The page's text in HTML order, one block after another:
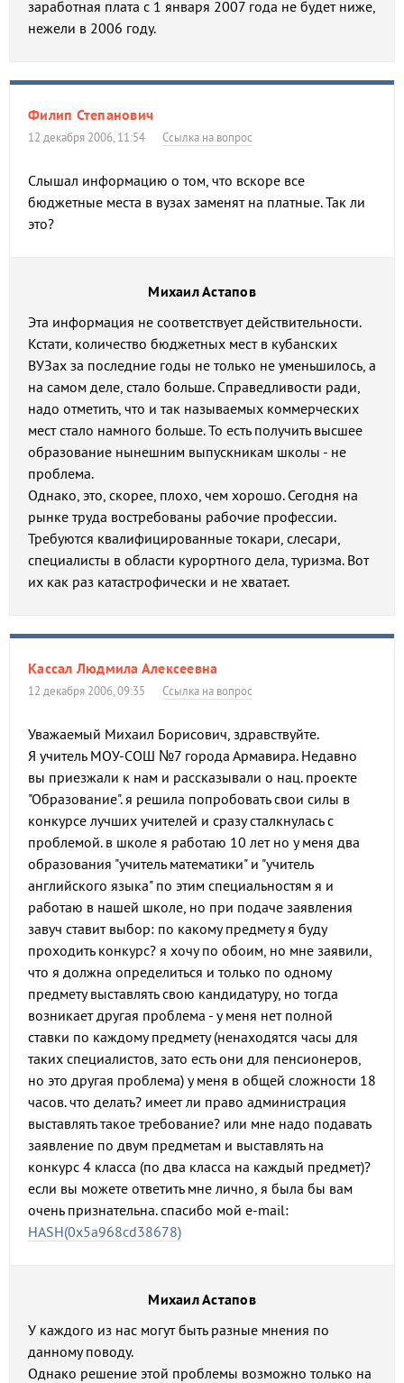
заработная плата с 1 января 2007 года не будет ниже,
нежели в 2006 году.
Филип Степанович
12 декабря 2006, 11:54 Ссылка на вопрос
Слышал информацию о том, что вскоре все
бюджетные места в вузах заменят на платные. Так ли
это?
Михаил Астапов
Эта информация не соответствует действительности.
Кстати, количество бюджетных мест в кубанских
ВУЗах за последние годы не только не уменьшилось, а
на самом деле, стало больше. Справедливости ради,
надо отметить, что и так называемых коммерческих
мест стало намного больше. То есть получить высшее
образование нынешним выпускникам школы - не
проблема.
Однако, это, скорее, плохо, чем хорошо. Сегодня на
рынке труда востребованы рабочие профессии.
Требуются квалифицированные токари, слесари,
специалисты в области курортного дела, туризма. Вот
их как раз катастрофически и не хватает.
Кассал Людмила Алексеевна
12 декабря 2006, 09:35 Ссылка на вопрос
Уважаемый Михаил Борисович, здравствуйте.
Я учитель МОУ-СОШ №7 города Армавира. Недавно
вы приезжали к нам и рассказывали о нац. проекте
"Образование". я решила попробовать свои силы в
конкурсе лучших учителей и сразу сталкнулась с
проблемой. в школе я работаю 10 лет но у меня два
образования "учитель математики" и "учитель
английского языка" по этим специальностям я и
работаю в нашей школе, но при подаче заявления
завуч ставит выбор: по какому предмету я буду
проходить конкурс? я хочу по обоим, но мне заявили,
что я должна определиться и только по одному
предмету выставлять свою кандидатуру, но тогда
возникает другая проблема - у меня нет полной
ставки по каждому предмету (ненаходятся часы для
таких специалистов, зато есть они для пенсионеров,
но это другая проблема) у меня в общей сложности 18
часов. что делать? имеет ли право администрация
выставлять такое требование? или мне надо подавать
заявление по двум предметам и выставлять на
конкурс 4 класса (по два класса на каждый предмет)?
если вы можете ответить мне лично, я была бы вам
очень признательна. спасибо мой е-mail:
HASH(0x5a968cd38678)
Михаил Астапов
У каждого из нас могут быть разные мнения по
данному поводу.
Однако решение этой проблемы возможно только на